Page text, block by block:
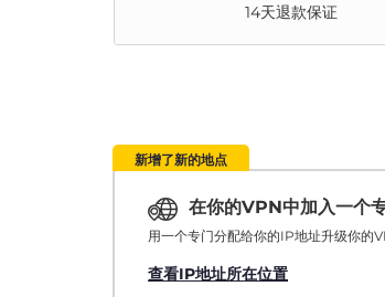
14天退款保证
新增了新的地点
在你的VPN中加入一个
用一个专门分配给你的IP地址升级你的
查看IP地址所在位置